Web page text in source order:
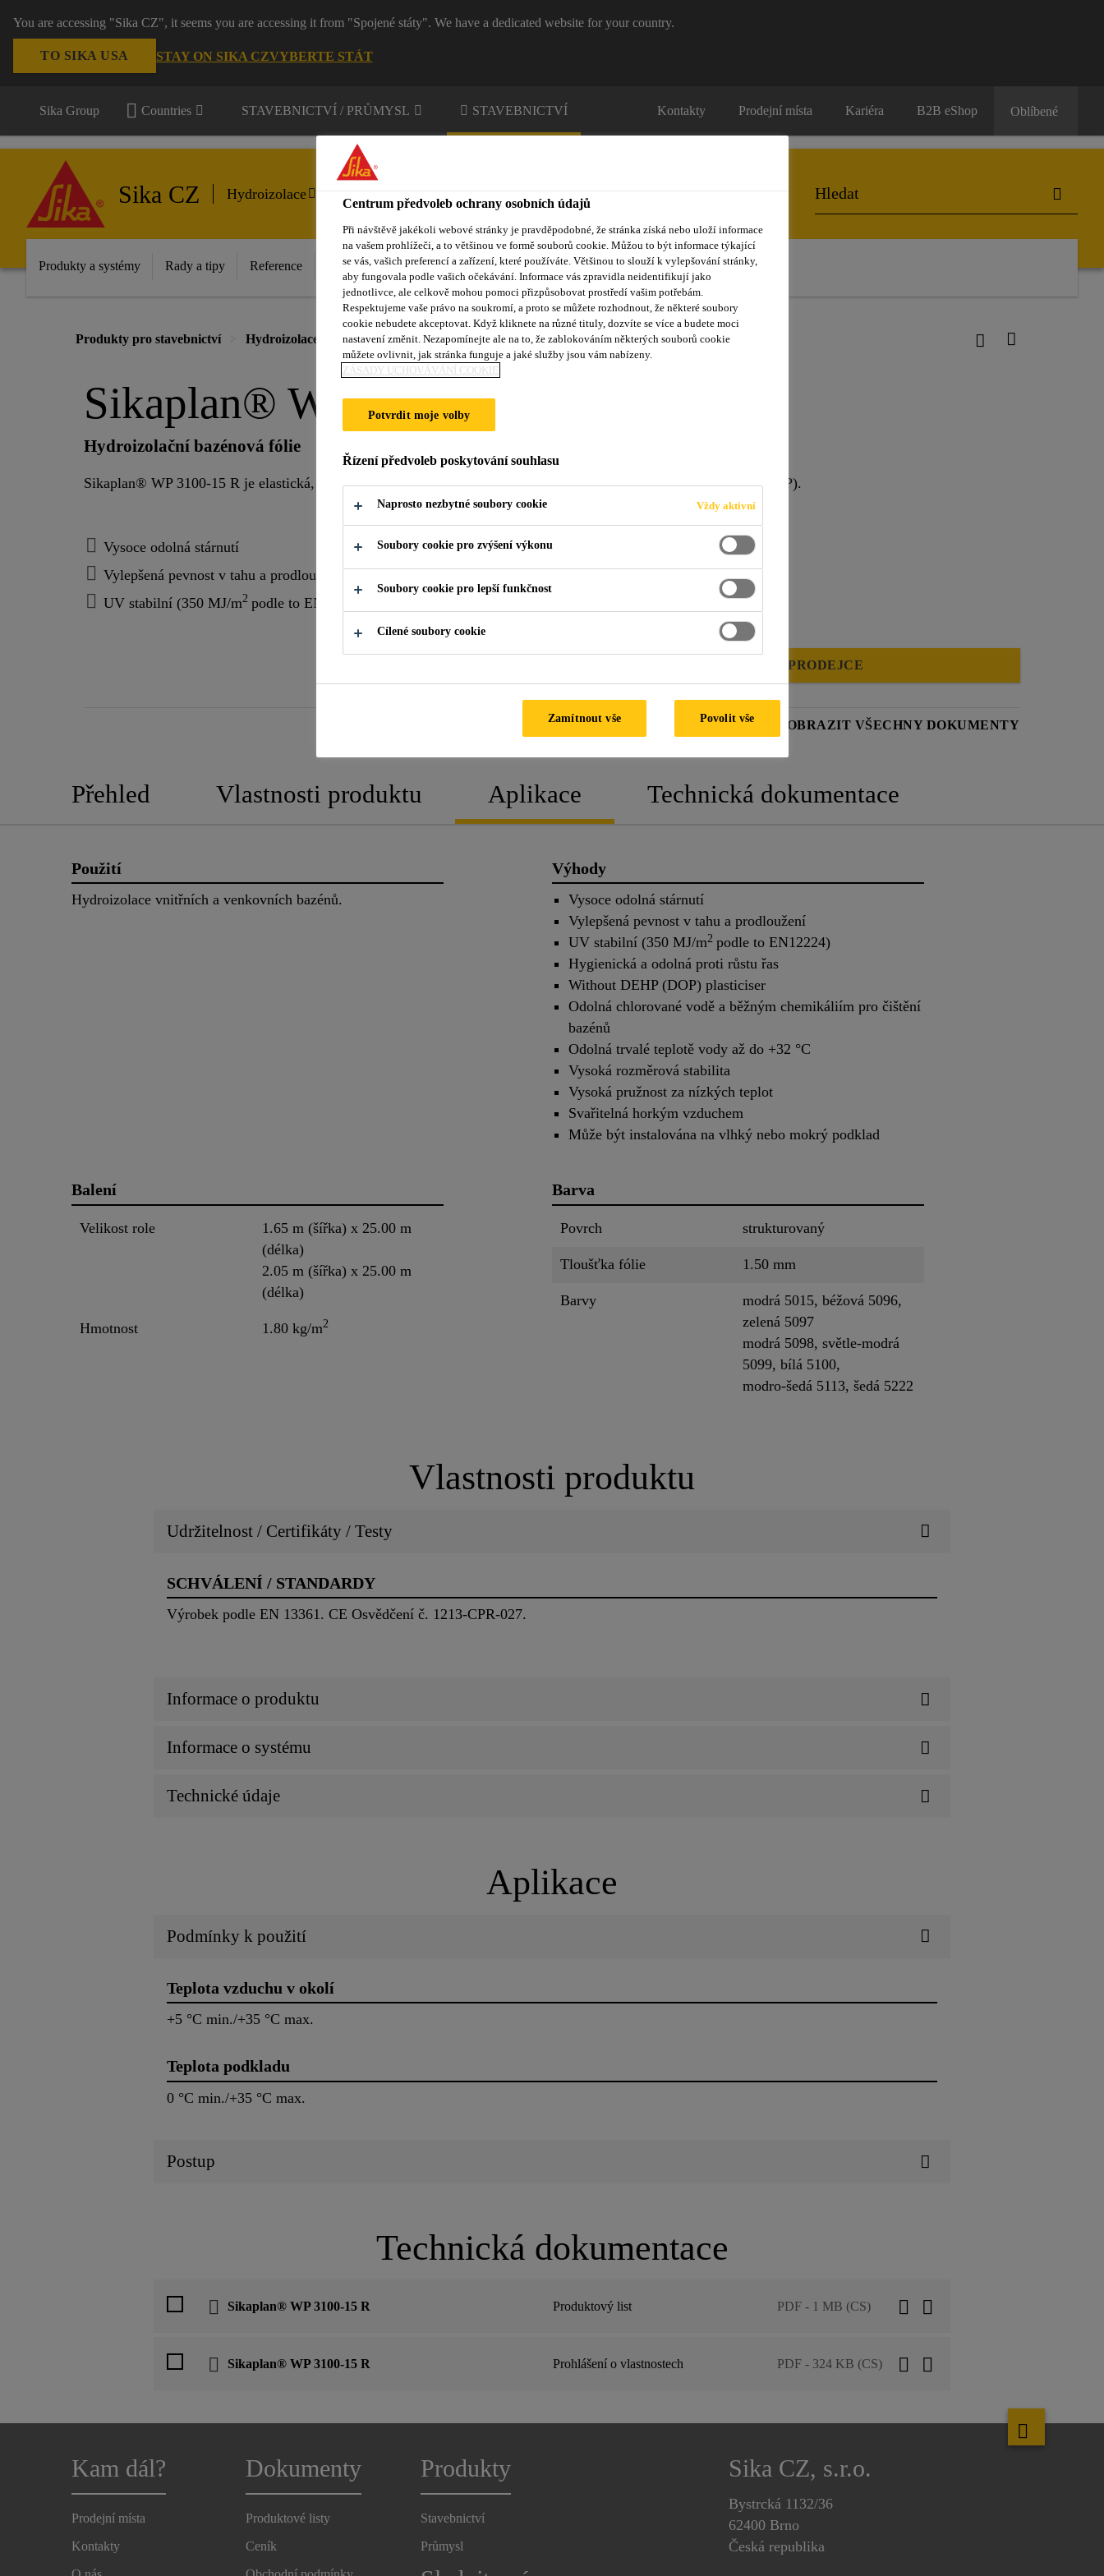
You are accessing "Sika CZ", it seems you are accessing it from "Spojené státy". We have a dedicated website for your country.
TO SIKA USA STAY ON SIKA CZVYBERTE STÁT
Sika Group Countries STAVEBNICTVÍ / PRŮMYSL STAVEBNICTVÍ Kontakty Prodejní místa Kariéra B2B eShop Oblíbené
Sika CZ Hydroizolace
Produkty a systémy Rady a tipy Reference Dokumenty Kontakty
Produkty pro stavebnictví Hydroizolace Fóliové hydroizolační systémy pro bazény Sikaplan® WP 3100-15 R
Sikaplan® WP 3100-15 R
Hydroizolační bazénová fólie
Sikaplan® WP 3100-15 R je elastická, tkanou látkou vyztužená, hydroizolační fólie, na bázi polyvinychloridu (PVC-P).
Vysoce odolná stárnutí
Vylepšená pevnost v tahu a prodloužení
UV stabilní (350 MJ/m2 podle to EN12224)
NAJDI PRODEJCE
PRODUKTOVÝ LIST ZOBRAZIT VŠECHNY DOKUMENTY
Přehled Vlastnosti produktu Aplikace Technická dokumentace
Použití
Hydroizolace vnitřních a venkovních bazénů.
Výhody
Vysoce odolná stárnutí
Vylepšená pevnost v tahu a prodloužení
UV stabilní (350 MJ/m2 podle to EN12224)
Hygienická a odolná proti růstu řas
Without DEHP (DOP) plasticiser
Odolná chlorované vodě a běžným chemikáliím pro čištění
bazénů
Odolná trvalé teplotě vody až do +32 °C
Vysoká rozměrová stabilita
Vysoká pružnost za nízkých teplot
Svařitelná horkým vzduchem
Může být instalována na vlhký nebo mokrý podklad
Balení
Velikost role
1.65 m (šířka) x 25.00 m
(délka)
2.05 m (šířka) x 25.00 m
(délka)
Hmotnost 1.80 kg/m2
Barva
Povrch strukturovaný
Tloušťka fólie 1.50 mm
Barvy
modrá 5015, béžová 5096,
zelená 5097
modrá 5098, světle-modrá
5099, bílá 5100,
modro-šedá 5113, šedá 5222
Vlastnosti produktu
Udržitelnost / Certifikáty / Testy
SCHVÁLENÍ / STANDARDY
Výrobek podle EN 13361. CE Osvědčení č. 1213-CPR-027.
Informace o produktu
Informace o systému
Technické údaje
Aplikace
Podmínky k použití
Teplota vzduchu v okolí
+5 °C min./+35 °C max.
Teplota podkladu
0 °C min./+35 °C max.
Postup
Technická dokumentace
Sikaplan® WP 3100-15 R Produktový list PDF - 1 MB (CS)
Sikaplan® WP 3100-15 R Prohlášení o vlastnostech PDF - 324 KB (CS)
Kam dál?
Prodejní místa
Kontakty
Dokumenty
Produktové listy
Ceník
Produkty
Stavebnictví
Průmysl
Sika CZ, s.r.o.
Bystrcká 1132/36
62400 Brno
Česká republika
Centrum předvoleb ochrany osobních údajů
Při návštěvě jakékoli webové stránky je pravděpodobné, že stránka získá nebo uloží informace
na vašem prohlížeči, a to většinou ve formě souborů cookie. Můžou to být informace týkající
se vás, vašich preferencí a zařízení, které používáte. Většinou to slouží k vylepšování stránky,
aby fungovala podle vašich očekávání. Informace vás zpravidla neidentifikují jako
jednotlivce, ale celkově mohou pomoci přizpůsobovat prostředí vašim potřebám.
Respektujeme vaše právo na soukromí, a proto se můžete rozhodnout, že některé soubory
cookie nebudete akceptovat. Když kliknete na různé tituly, dozvíte se více a budete moci
nastavení změnit. Nezapomínejte ale na to, že zablokováním některých souborů cookie
můžete ovlivnit, jak stránka funguje a jaké služby jsou vám nabízeny.
ZÁSADY UCHOVÁVÁNÍ COOKIE
Potvrdit moje volby
Řízení předvoleb poskytování souhlasu
Naprosto nezbytné soubory cookie Vždy aktivní
Soubory cookie pro zvýšení výkonu
Soubory cookie pro lepší funkčnost
Cílené soubory cookie
Zamítnout vše Povolit vše